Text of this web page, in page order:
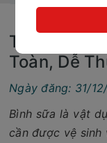
Top 5 Cách
Toàn, Dễ
Ngày đăng: 31/
Bình sữa là vật
cần được vệ